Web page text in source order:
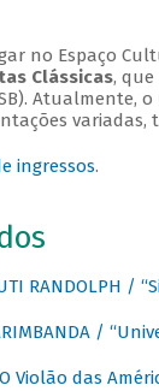
no Espaço
Clássicas,
Atualmente, o
variadas,
ingressos.
RANDOLPH /
/
Violão das